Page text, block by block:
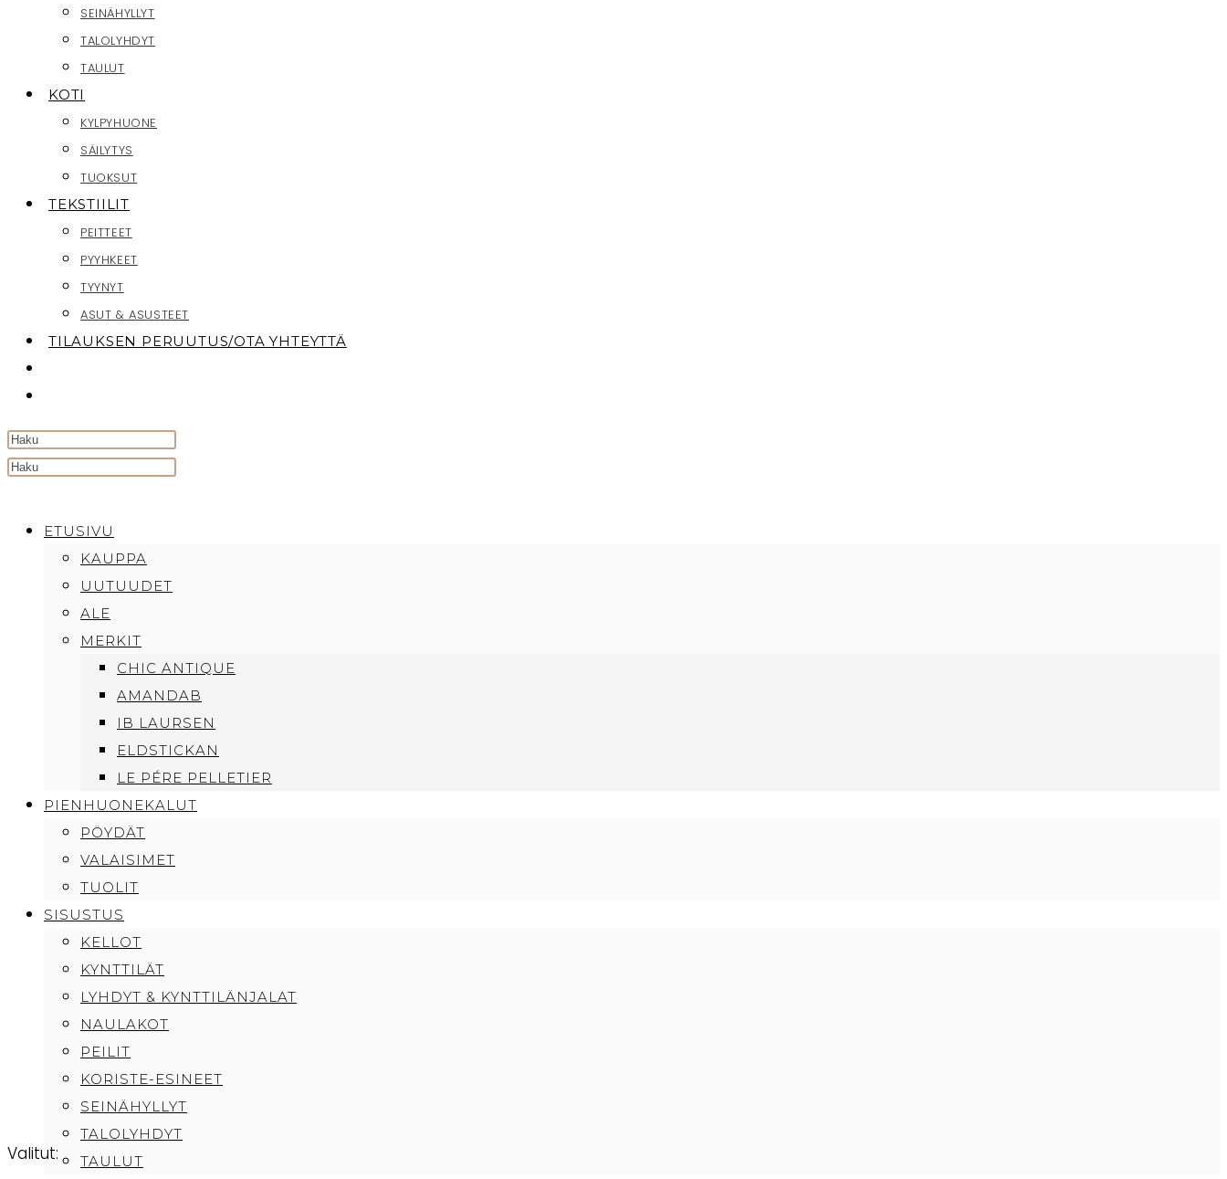
SEINÄHYLLYT
TALOLYHDYT
TAULUT
KOTI
KYLPYHUONE
SÄILYTYS
TUOKSUT
TEKSTIILIT
PEITTEET
PYYHKEET
TYYNYT
ASUT & ASUSTEET
TILAUKSEN PERUUTUS/OTA YHTEYTTÄ
Search
ETUSIVU
KAUPPA
UUTUUDET
ALE
MERKIT
CHIC ANTIQUE
AMANDAB
IB LAURSEN
ELDSTICKAN
LE PÉRE PELLETIER
PIENHUONEKALUT
PÖYDÄT
VALAISIMET
TUOLIT
SISUSTUS
KELLOT
KYNTTILÄT
LYHDYT & KYNTTILÄNJALAT
NAULAKOT
PEILIT
KORISTE-ESINEET
SEINÄHYLLYT
TALOLYHDYT
TAULUT
Valitut: